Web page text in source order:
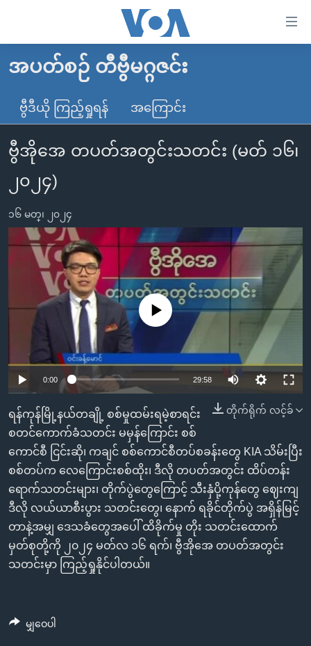
လွယ်ကူ
သည့်
Link
များ
ပင်မ
သို့
စာမျက်နှာ
ကျော်
ကြည့်
ရန်
ရှာဖွေ
ရန်
နေရာ
သို့
ကျော်
ရန်
မူလစာမျက်နှာ
မြန်မာ
ကမ္ဘာ့သတင်းများ
နိုင်ငံတကာ
အမေရိကန်
အစ္စရေး-ပါလက်စတိုင်း
ဗွီဒီယို
သတင်းလွတ်လပ်ခွင့်
ရပ်ဝန်းတခု လမ်းတခု အလွန်
အင်္ဂလိပ်စာလေ့လာမယ်
အမေရိကန်သုံးအီဒီယံ
မကြေးမုံရဲ့ အင်္ဂလိပ်စာ
ရုပ်ရှင်ထဲက အင်္ဂလိပ်စာ
သုတပဒေသာ အင်္ဂလိပ်စာ
အပတ်စဉ်ကဏ္ဍများ
ရေဒီယို
ရေဒီယိုနှင့်ရုပ်သံ အချက်အလက်များ
ရေဒီယို/တီဗွီအစီအစဉ်
Learning English
ဗွီအိုအေ လူမှုကွန်ယက်များ
ဘာသာစကားများ
အပတ်စဉ် တီဗွီမဂ္ဂဇင်း
ဗွီဒီယို ကြည့်ရှုရန် အကြောင်း
ဗွီအိုအေ တပတ်အတွင်းသတင်း (မတ် ၁၆၊
၂၀၂၄)
၁၆ မတ္၊ ၂၀၂၄
No media source currently available
0:00 29:58
တိုက်ရိုက် လင့်ခ်
ရန်ကုန်မြို့နယ်တချို့ စစ်မှုထမ်းရမဲ့စာရင်း
စတင်ကောက်ခံသတင်း မမှန်ကြောင်း စစ်
ကောင်စီ ငြင်းဆို၊ ကချင် စစ်ကောင်စီတပ်စခန်းတွေ KIA သိမ်းပြီး
စစ်တပ်က လေကြောင်းစစ်ထိုး၊ ဒီလို တပတ်အတွင်း ထိပ်တန်း
ရောက်သတင်းများ၊ တိုက်ပွဲတွေကြောင့် သီးနှံပို့ကုန်တွေ ဈေးကျ
ဒီလို လယ်ယာစီးပွား သတင်းတွေ၊ နောက် ရခိုင်တိုက်ပွဲ အရှိန်မြင့်
တာနဲ့အမျှ ဒေသခံတွေအပေါ် ထိခိုက်မှု တိုး သတင်းထောက်
မှတ်စုတို့ကို ၂၀၂၄ မတ်လ ၁၆ ရက်၊ ဗွီအိုအေ တပတ်အတွင်း
သတင်းမှာ ကြည့်ရှုနိုင်ပါတယ်။
မျှဝေပါ